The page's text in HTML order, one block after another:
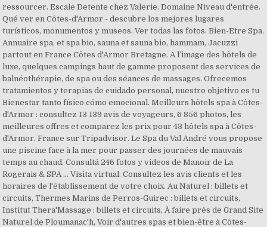
ressourcer. Escale Detente chez Valerie. Domaine Niveau d'entrée.
Qué ver en Côtes-d'Armor - descubre los mejores lugares
turísticos, monumentos y museos. Ver todas las fotos. Bien-Etre Spa.
Annuaire spa, et spa bio, sauna et sauna bio, hammam, Jacuzzi
partout en France Côtes d'Armor Bretagne. A l’image des hôtels de
luxe, quelques campings haut de gamme proposent des services de
balnéothérapie, de spa ou des séances de massages. Ofrecemos
tratamientos y terapias de cuidado personal, nuestro objetivo es tu
Bienestar tanto físico cómo emocional. Meilleurs hôtels spa à Côtes-
d'Armor : consultez 13 139 avis de voyageurs, 6 856 photos, les
meilleures offres et comparez les prix pour 43 hôtels spa à Côtes-
d'Armor, France sur Tripadvisor. Le Spa du Val André vous propose
une piscine face à la mer pour passer des journées de mauvais
temps au chaud. Consultá 246 fotos y videos de Manoir de La
Rogerais & SPA … Visita virtual. Consultez les avis clients et les
horaires de l'établissement de votre choix. Au Naturel : billets et
circuits, Thermes Marins de Perros-Guirec : billets et circuits,
Institut Thera'Massage : billets et circuits, À faire près de Grand Site
Naturel de Ploumanac'h, Voir d'autres spas et bien-être à Côtes-